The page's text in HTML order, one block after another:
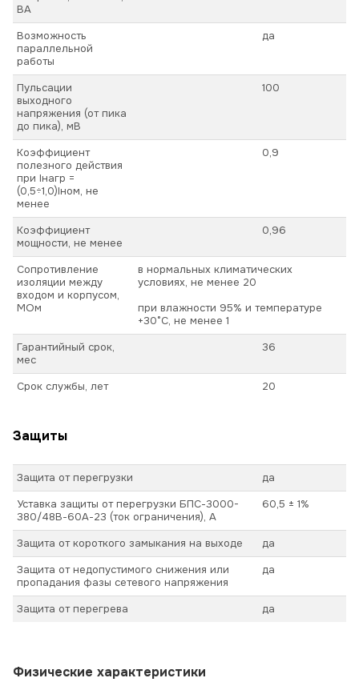
ВА
Возможность
параллельной
работы
да
Пульсации
выходного
напряжения (от пика
до пика), мВ
100
Коэффициент
полезного действия
при Iнагр =
(0,5÷1,0)Iном, не
менее
0,9
Коэффициент
мощности, не менее
0,96
Сопротивление
изоляции между
входом и корпусом,
МОм
в нормальных климатических
условиях, не менее 20
при влажности 95% и температуре
+30°С, не менее 1
Гарантийный срок,
мес
36
Срок службы, лет 20
Защиты
Защита от перегрузки
да
Уставка защиты от перегрузки БПС-3000-
380/48В-60А-23 (ток ограничения), А
60,5 ± 1%
Защита от короткого замыкания на выходе
да
Защита от недопустимого снижения или
пропадания фазы сетевого напряжения
да
Защита от перегрева да
Физические характеристики